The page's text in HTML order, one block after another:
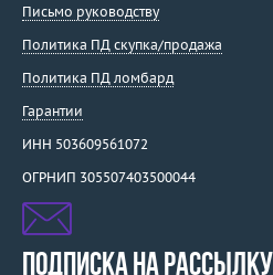
Письмо руководству
Политика ПД скупка/продажа
Политика ПД ломбард
Гарантии
ИНН 503609561072
ОГРНИП 305507403500044
ПОДПИСКА НА РАССЫЛКУ